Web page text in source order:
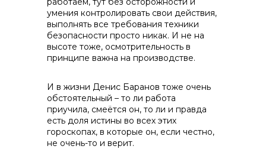
умения контролировать свои действия,
выполнять все требования техники
безопасности просто никак. И не на
высоте тоже, осмотрительность в
принципе важна на производстве.
И в жизни Денис Баранов тоже очень
обстоятельный – то ли работа
приучила, смеётся он, то ли и правда
есть доля истины во всех этих
гороскопах, в которые он, если честно,
не очень-то и верит.